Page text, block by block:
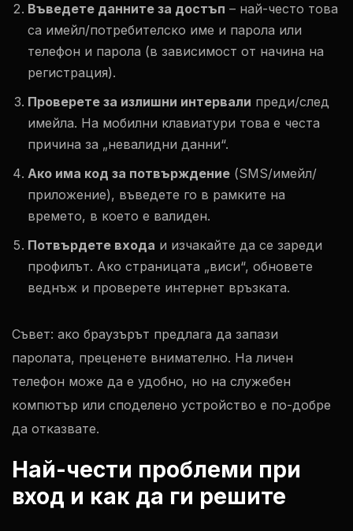
Въведете данните за достъп – най-често това
са имейл/потребителско име и парола или
телефон и парола (в зависимост от начина на
регистрация).
Проверете за излишни интервали преди/след
имейла. На мобилни клавиатури това е честа
причина за „невалидни данни“.
Ако има код за потвърждение (SMS/имейл/
приложение), въведете го в рамките на
времето, в което е валиден.
Потвърдете входа и изчакайте да се зареди
профилът. Ако страницата „виси“, обновете
веднъж и проверете интернет връзката.
Съвет: ако браузърът предлага да запази
паролата, преценете внимателно. На личен
телефон може да е удобно, но на служебен
компютър или споделено устройство е по-добре
да отказвате.
Най-чести проблеми при
вход и как да ги решите